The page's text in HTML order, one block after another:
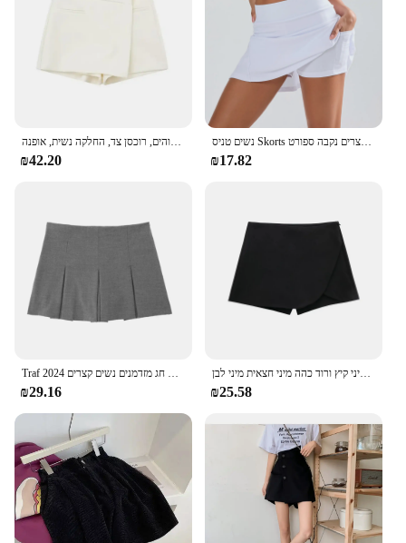
stylish appearance ensures that girls can look their
best while engaging in any activity. With the skort's
availability as a wholesale product, vendors and
suppliers can offer this high-quality, functional, and
fashionable item to their customers.
אסימטרי חצאיות של נשים קצרים, המותניים גבוהים, רוכסן צד, החלקה נשית, אופנה
₪42.20
נשים טניס Skorts ספורט ספורט יוגה מכנסי חצאית מוצק צבע אנטי חשיפה כושר גבוה מותניים מכנסיים קצרים נקבה ספורט
₪17.82
Traf 2024 מכנסי חצאית מפולים לנשים מותן גבוהה מיני מכנסיים קצרים נשים בקיץ בסיסי החלקה על נשים חג מזדמנים נשים קצרים
₪29.16
צעיף נשים גולגולת חום מותניים גבוה חצאית מיני קיץ ורוד כהה מיני חצאית מיני לבן
₪25.58